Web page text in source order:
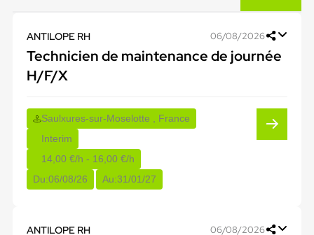
ANTILOPE RH 06/08/2026
Technicien de maintenance de journée
H/F/X
Saulxures-sur-Moselotte , France
Interim
14,00 €/h - 16,00 €/h
Du:06/08/26 Au:31/01/27
ANTILOPE RH 06/08/2026